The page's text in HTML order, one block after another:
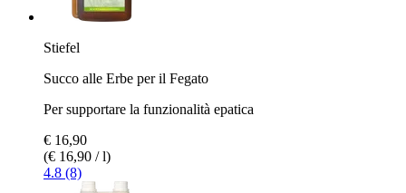
Stiefel
Succo alle Erbe per il Fegato
Per supportare la funzionalità epatica
€ 16,90
(€ 16,90 / l)
4.8 (8)